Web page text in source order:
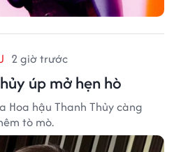
2 giờ trước
úp mở hẹn hò
hậu Thanh Thủy càng
tò mò.